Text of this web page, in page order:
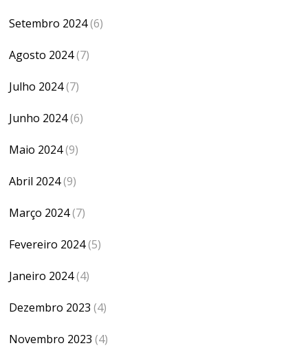
Setembro 2024(6)
Agosto 2024(7)
Julho 2024(7)
Junho 2024(6)
Maio 2024(9)
Abril 2024(9)
Março 2024(7)
Fevereiro 2024(5)
Janeiro 2024(4)
Dezembro 2023 (4)
Novembro 2023 (4)